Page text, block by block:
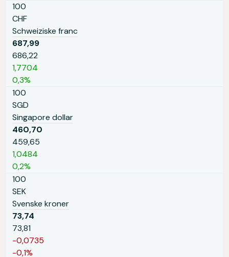
100
CHF
Schweiziske franc
687,99
686,22
1,7704
0,3%
100
SGD
Singapore dollar
460,70
459,65
1,0484
0,2%
100
SEK
Svenske kroner
73,74
73,81
-0,0735
-0,1%